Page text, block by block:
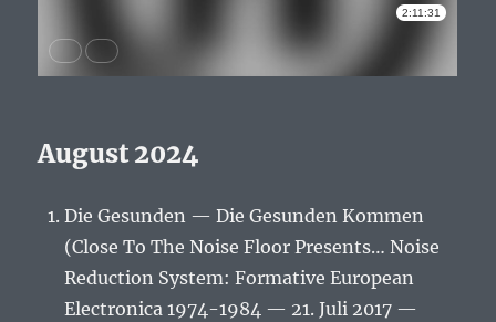
August 2024
Die Gesunden — Die Gesunden Kommen
(Close To The Noise Floor Presents… Noise
Reduction System: Formative European
Electronica 1974-1984 — 21. Juli 2017 —